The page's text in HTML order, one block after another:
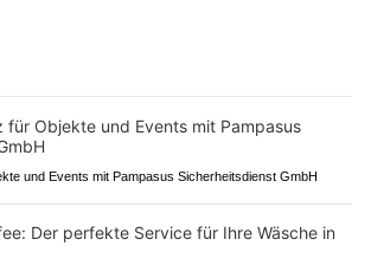
und Events mit Pampasus Sicherheitsdienst GmbH